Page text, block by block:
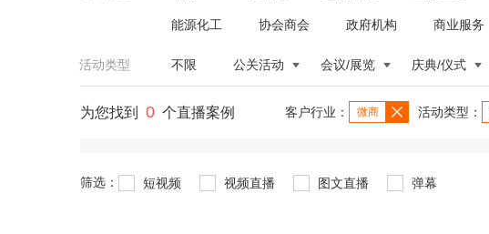
能源化工 协会商会 政府机构 商业服务
活动类型 不限 公关活动 会议/展览 庆典/仪式
为您找到 0 个直播案例 客户行业： 微商 活动类型：
筛选： 短视频 视频直播 图文直播 弹幕